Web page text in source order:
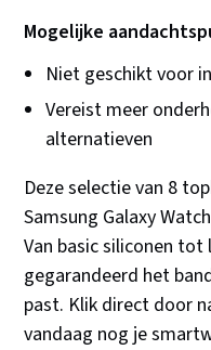
Mogelijke
Niet geschikt voor
Vereist meer
alternatieven
Deze selectie van 8
Samsung Galaxy
Van basic siliconen
gegarandeerd het
past. Klik direct door
vandaag nog je